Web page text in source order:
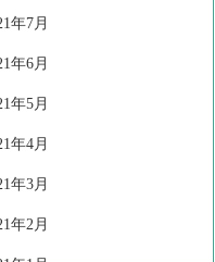
年7月
年6月
年5月
年4月
年3月
年2月